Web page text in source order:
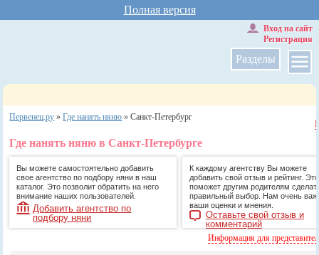
Полная версия
Разделы
Вход на сайт
Регистрация
Первенец.ру »Где нанять няню »Санкт-Петербург
Где нанять няню в Санкт-Петербурге
Вы можете самостоятельно добавить
свое агентство по подбору няни в наш
каталог. Это позволит обратить на него
внимание наших пользователей.
Добавить агентство по
подбору няни
К каждому агентству Вы можете
добавить свой отзыв и рейтинг. Это
поможет другим родителям
правильный выбор. Нам очень
ваши оценки и мнения.
Оставьте свой отзыв и
комментарий
Информация для